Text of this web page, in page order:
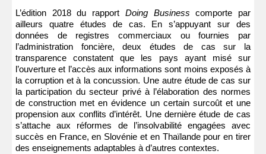
L’édition 2018 du rapport Doing Business comporte par
ailleurs quatre études de cas. En s’appuyant sur des
données de registres commerciaux ou fournies par
l’administration foncière, deux études de cas sur la
transparence constatent que les pays ayant misé sur
l’ouverture et l’accès aux informations sont moins exposés à
la corruption et à la concussion. Une autre étude de cas sur
la participation du secteur privé à l’élaboration des normes
de construction met en évidence un certain surcoût et une
propension aux conflits d’intérêt. Une dernière étude de cas
s’attache aux réformes de l’insolvabilité engagées avec
succès en France, en Slovénie et en Thaïlande pour en tirer
des enseignements adaptables à d’autres contextes.